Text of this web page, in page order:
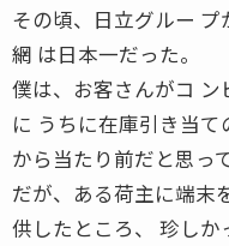
その頃、日立グルー
網 は日本一だった。
僕は、お客さんがコ ン
に うちに在庫引き当
から当たり前だと思っ
だが、ある荷主に端末
供したところ、 珍し